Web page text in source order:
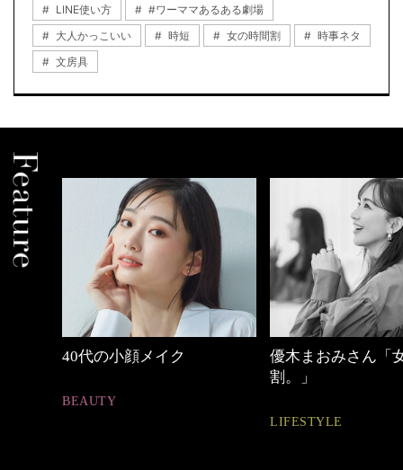
LINE使い方
#ワーママあるある劇場
大人かっこいい
時短 女の時間割
時事ネタ
文房具
優木まおみさん「女の時間
心地よくいられる
とは
FASHION